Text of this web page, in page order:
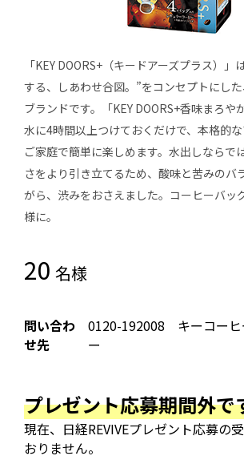
「KEY DOORS+（キードアーズプラス）」
する、しあわせ合図。”をコンセプトにし
ブランドです。「KEY DOORS+香味まろや
水に4時間以上つけておくだけで、本格的
ご家庭で簡単に楽しめます。水出しならで
さをより引き立てるため、酸味と苦みのバ
がら、渋みをおさえました。コーヒーバッ
様に。
20 名様
問い合わ
せ先
0120-192008 キーコーヒ
ー
プレゼント応募期間外で
現在、日経REVIVEプレゼント応募の
おりません。